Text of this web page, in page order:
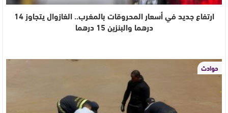
ارتفاع جديد في أسعار المحروقات بالمغرب.. الغازوال يتجاوز 14
درهما والبنزين 15 درهما
حوادث